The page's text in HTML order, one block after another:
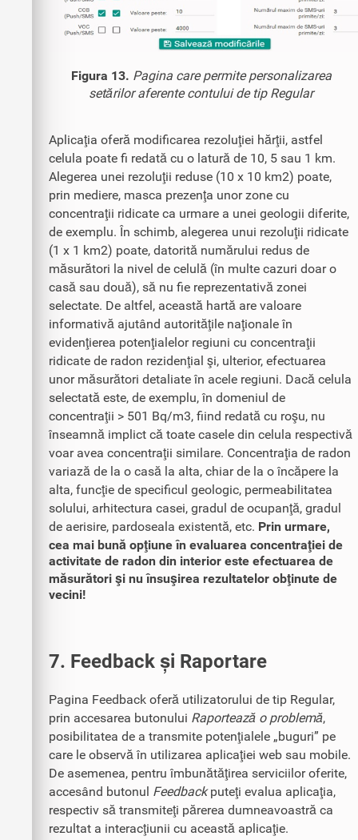
Figura 13. Pagina care permite personalizarea
setărilor aferente contului de tip Regular
Aplicaţia oferă modificarea rezoluţiei hărţii, astfel
celula poate fi redată cu o latură de 10, 5 sau 1 km.
Alegerea unei rezoluţii reduse (10 x 10 km2) poate,
prin mediere, masca prezenţa unor zone cu
concentraţii ridicate ca urmare a unei geologii diferite,
de exemplu. În schimb, alegerea unui rezoluţii ridicate
(1 x 1 km2) poate, datorită numărului redus de
măsurători la nivel de celulă (în multe cazuri doar o
casă sau două), să nu fie reprezentativă zonei
selectate. De altfel, această hartă are valoare
informativă ajutând autorităţile naţionale în
evidenţierea potenţialelor regiuni cu concentraţii
ridicate de radon rezidenţial şi, ulterior, efectuarea
unor măsurători detaliate în acele regiuni. Dacă celula
selectată este, de exemplu, în domeniul de
concentraţii > 501 Bq/m3, fiind redată cu roşu, nu
înseamnă implict că toate casele din celula respectivă
voar avea concentraţii similare. Concentraţia de radon
variază de la o casă la alta, chiar de la o încăpere la
alta, funcţie de specificul geologic, permeabilitatea
solului, arhitectura casei, gradul de ocupanţă, gradul
de aerisire, pardoseala existentă, etc. Prin urmare,
cea mai bună opţiune în evaluarea concentraţiei de
activitate de radon din interior este efectuarea de
măsurători şi nu însuşirea rezultatelor obţinute de
vecini!
7. Feedback și Raportare
Pagina Feedback oferă utilizatorului de tip Regular,
prin accesarea butonului Raportează o problemă,
posibilitatea de a transmite potenţialele „buguri” pe
care le observă în utilizarea aplicaţiei web sau mobile.
De asemenea, pentru îmbunătăţirea serviciilor oferite,
accesând butonul Feedbackputeţi evalua aplicaţia,
respectiv să transmiteţi părerea dumneavoastră ca
rezultat a interacţiunii cu această aplicaţie.